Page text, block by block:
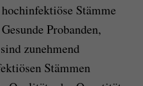
Stämme
Probanden,
zunehmend
Stämmen